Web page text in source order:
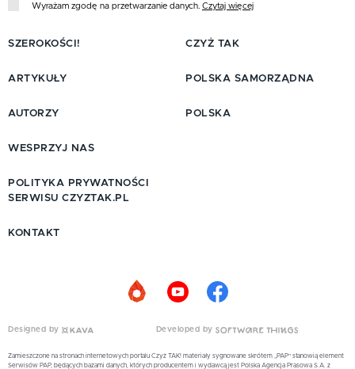
Wyrażam zgodę na przetwarzanie danych. Czytaj więcej
SZEROKOŚCI!
ARTYKUŁY
AUTORZY
CZYŻ TAK
POLSKA SAMORZĄDNA
POLSKA
WESPRZYJ NAS
POLITYKA PRYWATNOŚCI
SERWISU CZYZTAK.PL
KONTAKT
Designed by Developed by
Zamieszczone na stronach internetowych portalu Czyż TAK! materiały sygnowane skrótem „PAP” stanowią element
Serwisów PAP, będących bazami danych, których producentem i wydawcą jest Polska Agencja Prasowa S.A. z